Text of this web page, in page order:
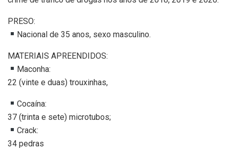
PRESO:
Nacional de 35 anos, sexo masculino.
MATERIAIS APREENDIDOS:
Maconha:
22 (vinte e duas) trouxinhas,
Cocaína:
37 (trinta e sete) microtubos;
Crack:
34 pedras